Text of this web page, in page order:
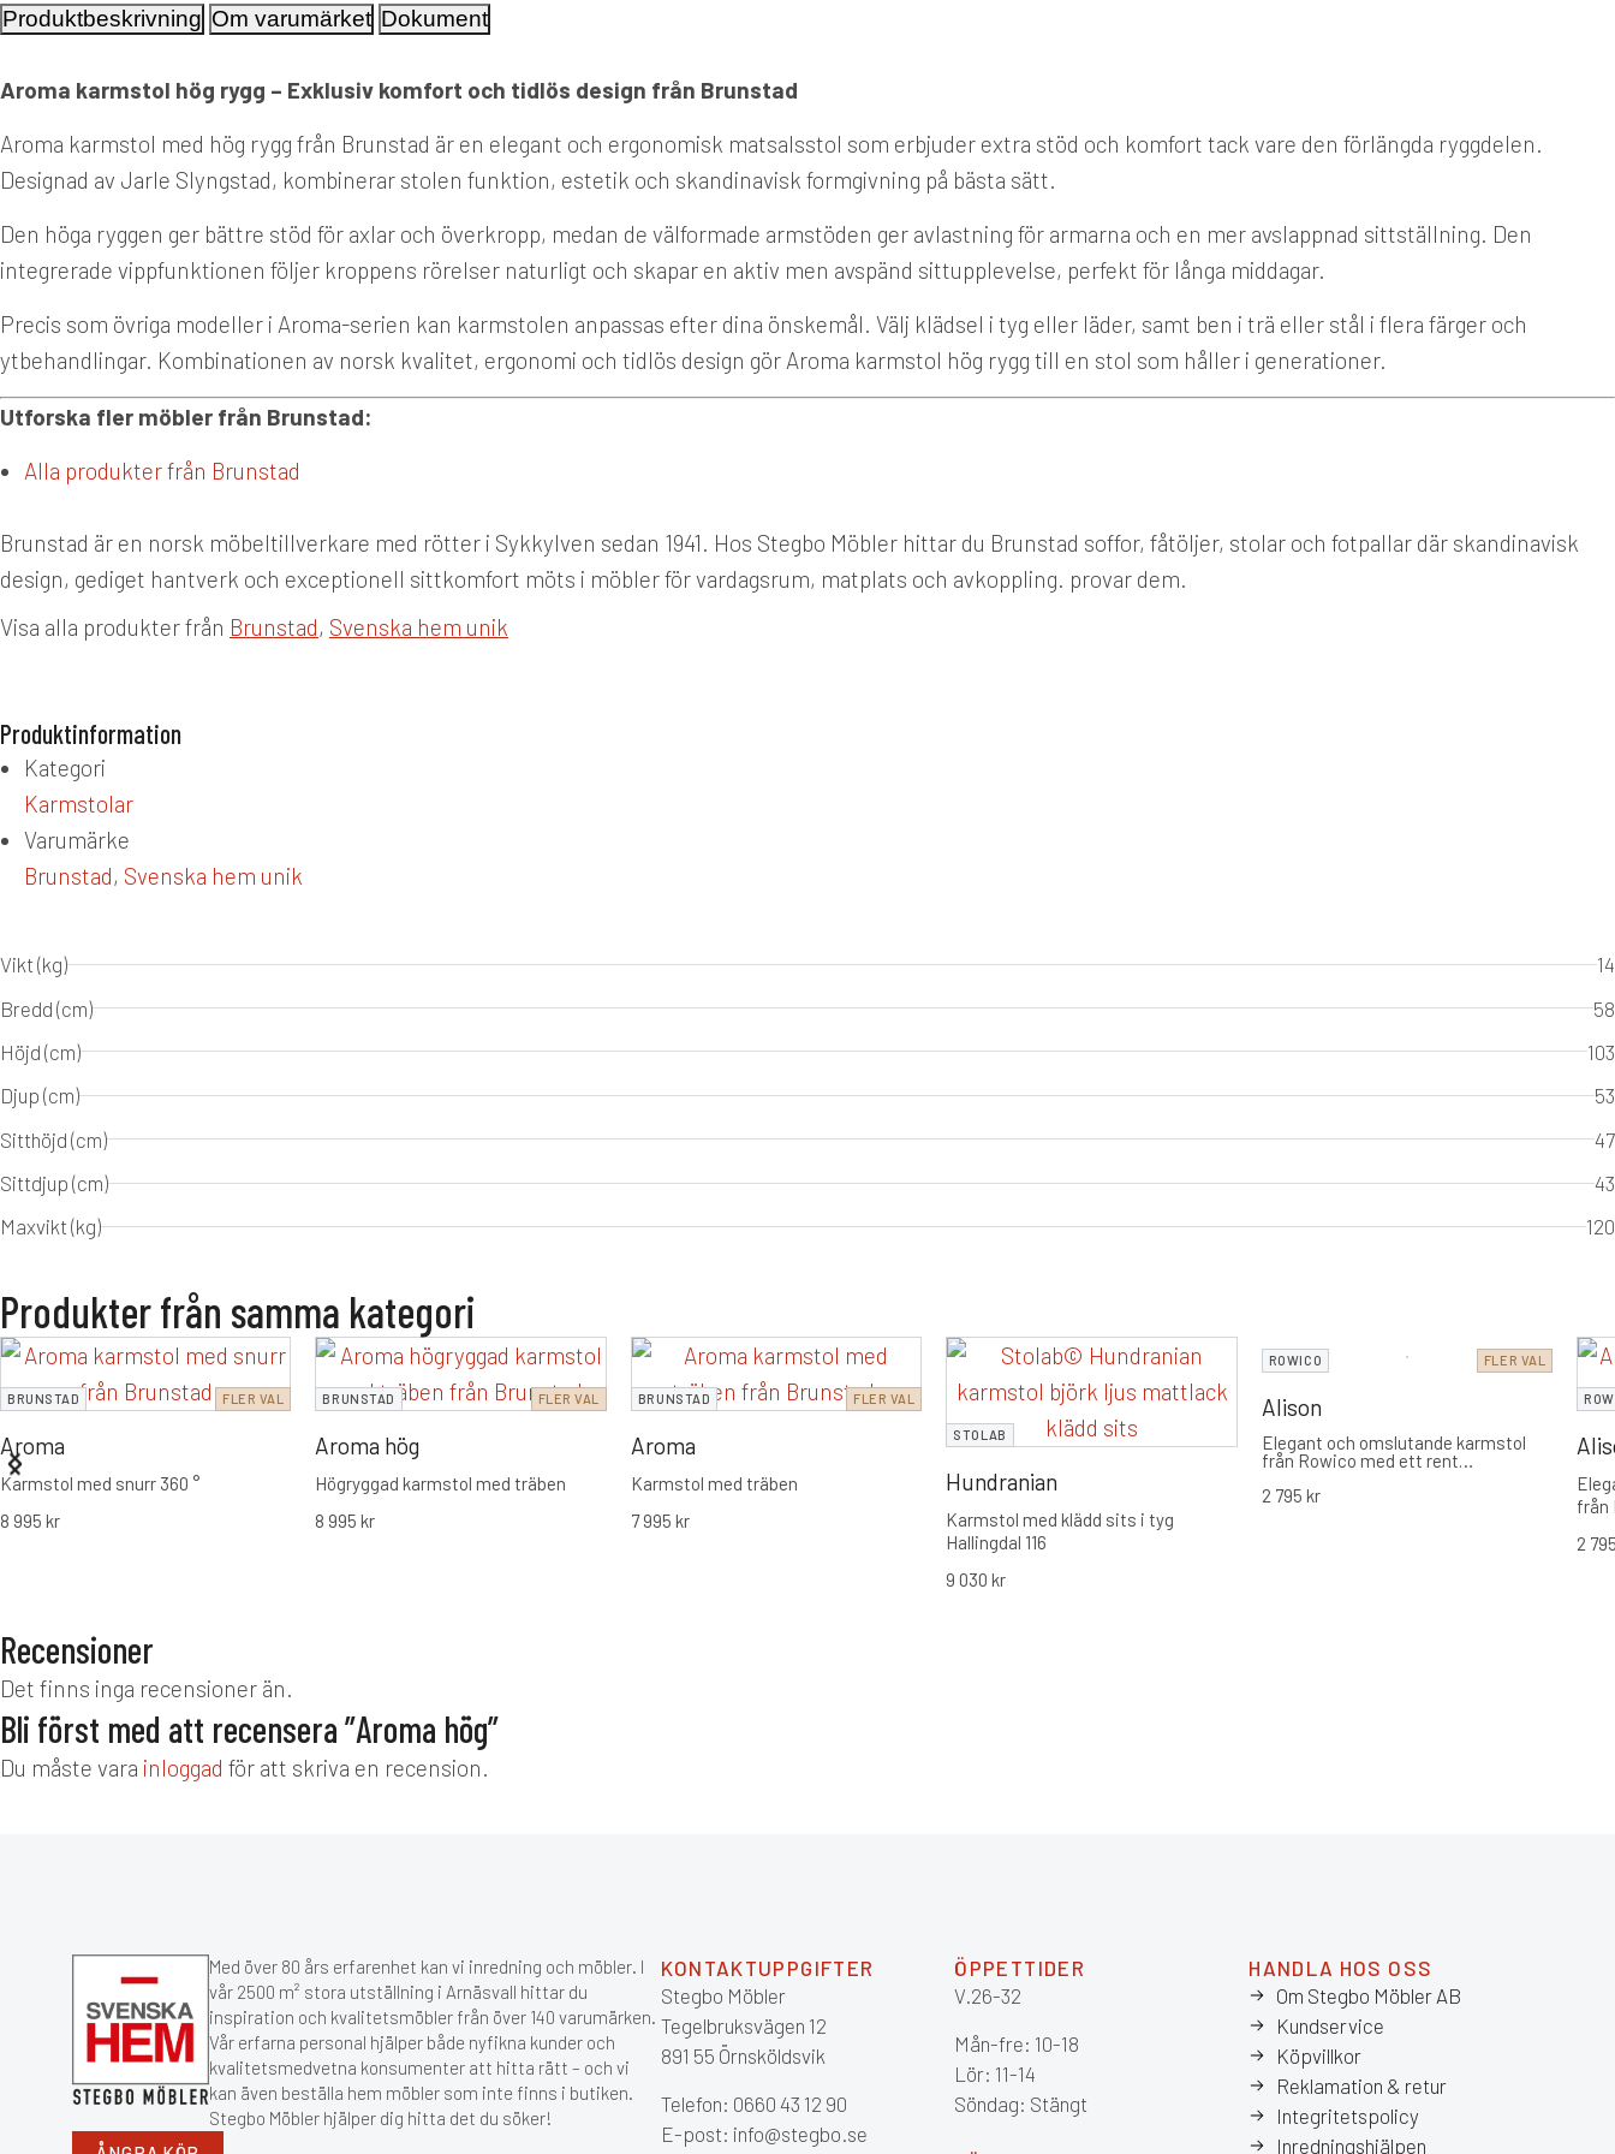
Produktbeskrivning Om varumärket Dokument
Aroma karmstol hög rygg – Exklusiv komfort och tidlös design från Brunstad
Aroma karmstol med hög rygg från Brunstad är en elegant och ergonomisk matsalsstol som erbjuder extra stöd och komfort tack vare den förlängda ryggdelen.
Designad av Jarle Slyngstad, kombinerar stolen funktion, estetik och skandinavisk formgivning på bästa sätt.
Den höga ryggen ger bättre stöd för axlar och överkropp, medan de välformade armstöden ger avlastning för armarna och en mer avslappnad sittställning. Den
integrerade vippfunktionen följer kroppens rörelser naturligt och skapar en aktiv men avspänd sittupplevelse, perfekt för långa middagar.
Precis som övriga modeller i Aroma-serien kan karmstolen anpassas efter dina önskemål. Välj klädsel i tyg eller läder, samt ben i trä eller stål i flera färger och
ytbehandlingar. Kombinationen av norsk kvalitet, ergonomi och tidlös design gör Aroma karmstol hög rygg till en stol som håller i generationer.
Utforska fler möbler från Brunstad:
Alla produkter från Brunstad
Brunstad är en norsk möbeltillverkare med rötter i Sykkylven sedan 1941. Hos Stegbo Möbler hittar du Brunstad soffor, fåtöljer, stolar och fotpallar där skandinavisk
design, gediget hantverk och exceptionell sittkomfort möts i möbler för vardagsrum, matplats och avkoppling. provar dem.
Visa alla produkter från Brunstad, Svenska hem unik
Produktinformation
Kategori
Karmstolar
Varumärke
Brunstad, Svenska hem unik
Vikt (kg)
14
Bredd (cm)
58
Höjd (cm)
103
Djup (cm)
53
Sitthöjd (cm)
47
Sittdjup (cm)
43
Maxvikt (kg)
120
Produkter från samma kategori
BRUNSTAD FLER VAL
Aroma
Karmstol med snurr 360 °
8 995 kr
BRUNSTAD FLER VAL
Aroma hög
Högryggad karmstol med träben
8 995 kr
BRUNSTAD FLER VAL
Aroma
Karmstol med träben
7 995 kr
STOLAB
Hundranian
Karmstol med klädd sits i tyg
Hallingdal 116
9 030 kr
ROWICO FLER VAL
Alison
Elegant och omslutande karmstol
från Rowico med ett rent
hög sittkomfort med en stoppad,
2 795 kr
från
hög
2
Recensioner
Det finns inga recensioner än.
Bli först med att recensera ”Aroma hög”
Du måste vara inloggad för att skriva en recension.
Med över 80 års erfarenhet kan vi inredning och möbler. I
vår 2500 m² stora utställning i Arnäsvall hittar du
inspiration och kvalitetsmöbler från över 140 varumärken.
Vår erfarna personal hjälper både nyfikna kunder och
kvalitetsmedvetna konsumenter att hitta rätt – och vi
kan även beställa hem möbler som inte finns i butiken.
Stegbo Möbler hjälper dig hitta det du söker!
KONTAKTUPPGIFTER
Stegbo Möbler
Tegelbruksvägen 12
891 55 Örnsköldsvik
Telefon: 0660 43 12 90
E-post: info@stegbo.se
ÖPPETTIDER
V.26-32
Mån-fre: 10-18
Lör: 11-14
Söndag: Stängt
HANDLA HOS OSS
Om Stegbo Möbler AB
Kundservice
Köpvillkor
Reklamation & retur
Integritetspolicy
Inredningshjälpen